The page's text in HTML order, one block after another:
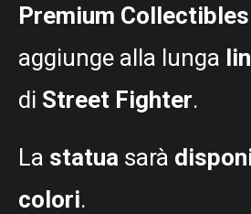
Premium
aggiunge alla lunga
di Street Fighter.
La statua sarà
colori.